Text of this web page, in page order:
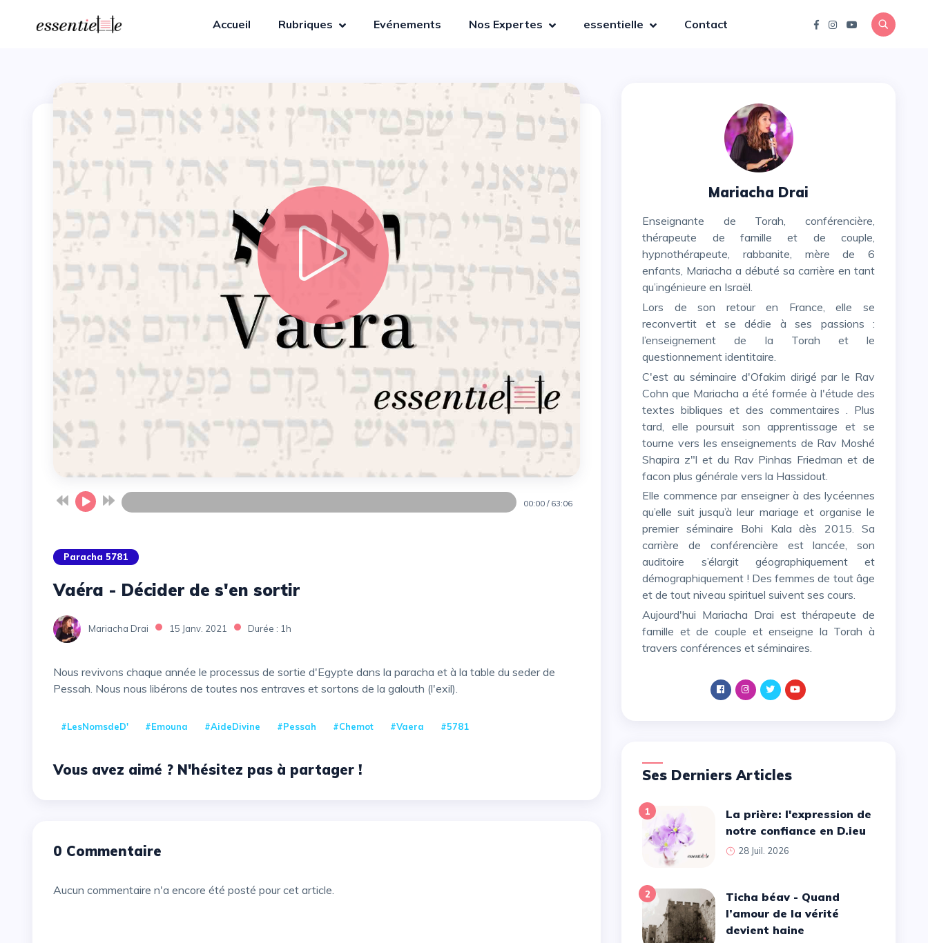
Accueil Rubriques Evénements Nos Expertes essentielle Contact
00:00 / 63:06
Paracha 5781
Vaéra - Décider de s'en sortir
Mariacha Drai 15 Janv. 2021 Durée : 1h
Nous revivons chaque année le processus de sortie d'Egypte dans la paracha et à la table du seder de
Pessah. Nous nous libérons de toutes nos entraves et sortons de la galouth (l'exil).
#LesNomsdeD' #Emouna #AideDivine #Pessah #Chemot #Vaera #5781
Vous avez aimé ? N'hésitez pas à partager !
0 Commentaire
Aucun commentaire n'a encore été posté pour cet article.
Mariacha Drai
Enseignante de Torah, conférencière,
thérapeute de famille et de couple,
hypnothérapeute, rabbanite, mère de 6
enfants, Mariacha a débuté sa carrière en tant
qu’ingénieure en Israël.
Lors de son retour en France, elle se
reconvertit et se dédie à ses passions :
l’enseignement de la Torah et le
questionnement identitaire.
C'est au séminaire d'Ofakim dirigé par le Rav
Cohn que Mariacha a été formée à l'étude des
textes bibliques et des commentaires . Plus
tard, elle poursuit son apprentissage et se
tourne vers les enseignements de Rav Moshé
Shapira z"l et du Rav Pinhas Friedman et de
facon plus générale vers la Hassidout.
Elle commence par enseigner à des lycéennes
qu’elle suit jusqu’à leur mariage et organise le
premier séminaire Bohi Kala dès 2015. Sa
carrière de conférencière est lancée, son
auditoire s’élargit géographiquement et
démographiquement ! Des femmes de tout âge
et de tout niveau spirituel suivent ses cours.
Aujourd'hui Mariacha Drai est thérapeute de
famille et de couple et enseigne la Torah à
travers conférences et séminaires.
Ses Derniers Articles
1
La prière: l'expression de
notre confiance en D.ieu
28 Juil. 2026
2
Ticha béav - Quand
l’amour de la vérité
devient haine